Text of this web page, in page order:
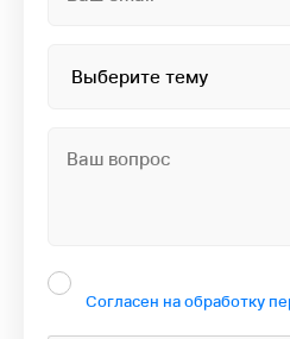
Согласен на обработку